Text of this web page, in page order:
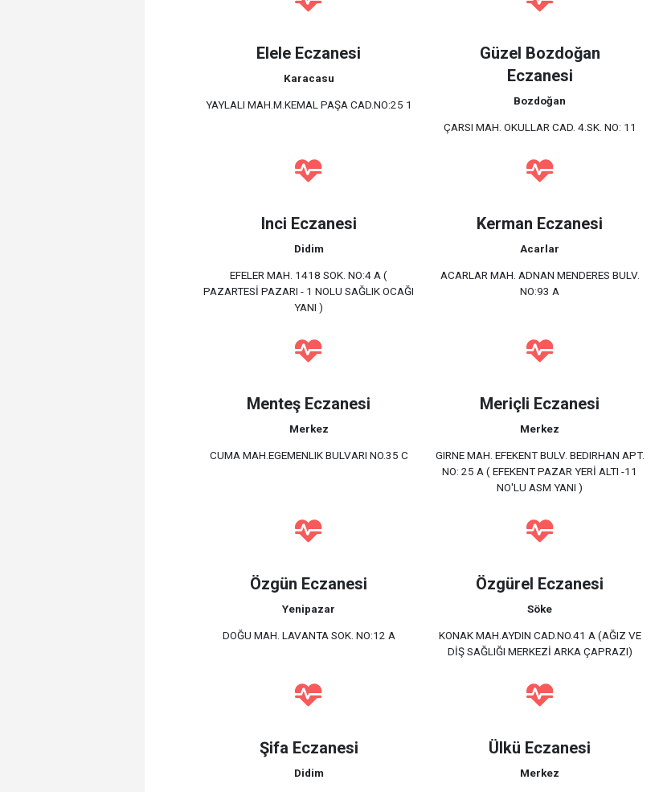
Elele Eczanesi
Karacasu
YAYLALI MAH.M.KEMAL PAŞA CAD.NO:25 1
Güzel Bozdoğan
Eczanesi
Bozdoğan
ÇARSI MAH. OKULLAR CAD. 4.SK. NO: 11
Inci Eczanesi
Didim
EFELER MAH. 1418 SOK. NO:4 A (
PAZARTESİ PAZARI - 1 NOLU SAĞLIK OCAĞI
YANI )
Kerman Eczanesi
Acarlar
ACARLAR MAH. ADNAN MENDERES BULV.
NO:93 A
Menteş Eczanesi
Merkez
CUMA MAH.EGEMENLIK BULVARI NO.35 C
Meriçli Eczanesi
Merkez
GIRNE MAH. EFEKENT BULV. BEDIRHAN APT.
NO: 25 A ( EFEKENT PAZAR YERİ ALTI -11
NO'LU ASM YANI )
Özgün Eczanesi
Yenipazar
DOĞU MAH. LAVANTA SOK. NO:12 A
Özgürel Eczanesi
Söke
KONAK MAH.AYDIN CAD.NO.41 A (AĞIZ VE
DİŞ SAĞLIĞI MERKEZİ ARKA ÇAPRAZI)
Şifa Eczanesi
Didim
Ülkü Eczanesi
Merkez